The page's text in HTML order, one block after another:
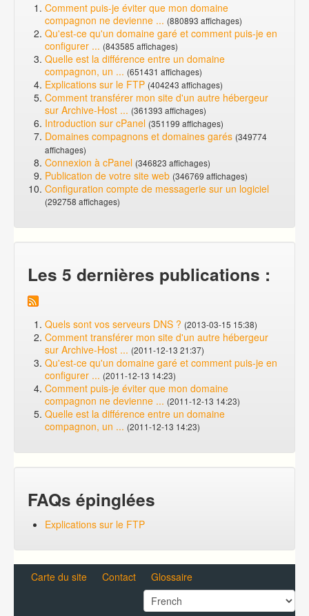
Comment puis-je éviter que mon domaine
compagnon ne devienne ... (880893 affichages)
Qu'est-ce qu'un domaine garé et comment puis-je en
configurer ... (843585 affichages)
Quelle est la différence entre un domaine
compagnon, un ... (651431 affichages)
Explications sur le FTP (404243 affichages)
Comment transférer mon site d'un autre hébergeur
sur Archive-Host ... (361393 affichages)
Introduction sur cPanel (351199 affichages)
Domaines compagnons et domaines garés (349774
affichages)
Connexion à cPanel (346823 affichages)
Publication de votre site web (346769 affichages)
Configuration compte de messagerie sur un logiciel
(292758 affichages)
Les 5 dernières publications :
Quels sont vos serveurs DNS ? (2013-03-15 15:38)
Comment transférer mon site d'un autre hébergeur
sur Archive-Host ... (2011-12-13 21:37)
Qu'est-ce qu'un domaine garé et comment puis-je en
configurer ... (2011-12-13 14:23)
Comment puis-je éviter que mon domaine
compagnon ne devienne ... (2011-12-13 14:23)
Quelle est la différence entre un domaine
compagnon, un ... (2011-12-13 14:23)
FAQs épinglées
Explications sur le FTP
Carte du site Contact Glossaire